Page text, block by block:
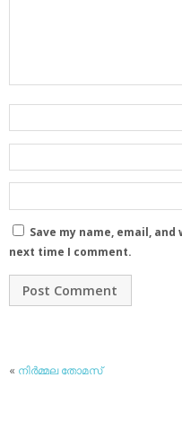
Save my name, email,
next time I comment.
« നിര്‍മ്മല തോമസ്